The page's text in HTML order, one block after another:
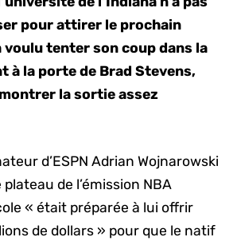
pour attirer le prochain
voulu tenter son coup dans la
à la porte de Brad Stevens,
la sortie assez
d’ESPN Adrian Wojnarowski
plateau de l’émission NBA
« était préparée à lui offrir
de dollars » pour que le natif